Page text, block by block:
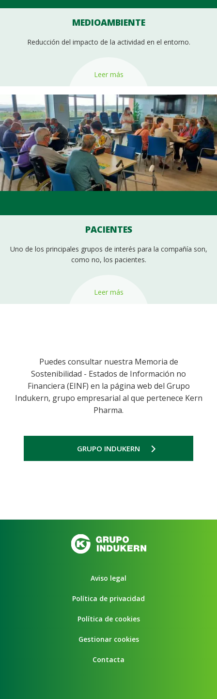
MEDIOAMBIENTE
Reducción del impacto de la actividad en el entorno.
Leer más
PACIENTES
Uno de los principales grupos de interés para la compañía son,
como no, los pacientes.
Leer más
Puedes consultar nuestra Memoria de
Sostenibilidad - Estados de Información no
Financiera (EINF) en la página web del Grupo
Indukern, grupo empresarial al que pertenece Kern
Pharma.
GRUPO INDUKERN
Aviso legal
Política de privacidad
Política de cookies
Gestionar cookies
Contacta